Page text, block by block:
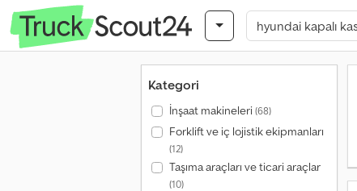
Kategori
İnşaat makineleri(68)
Forklift ve iç lojistik ekipmanları
(12)
Taşıma araçları ve ticari araçlar
(10)